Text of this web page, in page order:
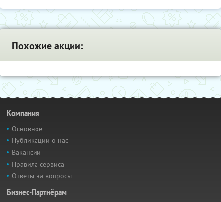
Похожие акции:
Компания
Основное
Публикации о нас
Вакансии
Правила сервиса
Ответы на вопросы
Бизнес-Партнёрам